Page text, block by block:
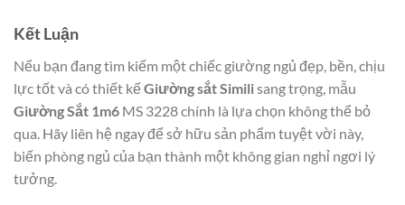
Kết Luận
Nếu bạn đang tìm kiếm một chiếc giường ngủ đẹp, bền, chịu
lực tốt và có thiết kếGiường sắt Similisang trọng, mẫu
Giường Sắt 1m6 MS 3228 chính là lựa chọn không thể bỏ
qua. Hãy liên hệ ngay để sở hữu sản phẩm tuyệt vời này,
biến phòng ngủ của bạn thành một không gian nghỉ ngơi lý
tưởng.